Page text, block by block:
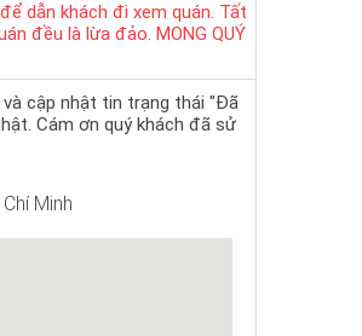
dẫn khách đi xem quán. Tất
đều là lừa đảo. MONG QUÝ
và cập nhật tin trạng thái "Đã
Cám ơn quý khách đã sử
Minh